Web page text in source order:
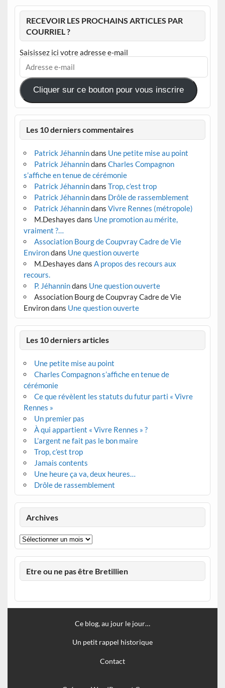
RECEVOIR LES PROCHAINS ARTICLES PAR
COURRIEL ?
Saisissez ici votre adresse e-mail
Adresse
mail
Cliquer sur ce bouton pour vous inscrire
Les 10 derniers commentaires
Patrick Jéhannindans Une petite mise au point
Patrick Jéhannindans Charles Compagnon
s’affiche en tenue de cérémonie
Patrick Jéhannindans Trop, c’est trop
Patrick Jéhannindans Drôle de rassemblement
Patrick Jéhannindans Vivre Rennes (métropole)
M.Deshayes dans Une promotion au mérite,
vraiment ?…
Association Bourg de Coupvray Cadre de Vie
Environdans Une question ouverte
M.Deshayes dans A propos des recours aux
recours.
P. Jéhannindans Une question ouverte
Association Bourg de Coupvray Cadre de Vie
Environdans Une question ouverte
Les 10 derniers articles
Une petite mise au point
Charles Compagnon s’affiche en tenue de
cérémonie
Ce que révèlent les statuts du futur parti « Vivre
Rennes »
Un premier pas
À qui appartient « Vivre Rennes » ?
L’argent ne fait pas le bon maire
Trop, c’est trop
Jamais contents
Une heure ça va, deux heures…
Drôle de rassemblement
Archives
Archives
Etre ou ne pas être Bretillien
Ce blog, au jour le jour…
Un petit rappel historique
Contact